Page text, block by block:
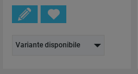
Variante disponibile